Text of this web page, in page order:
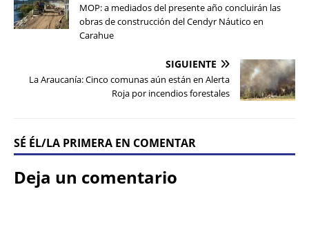
MOP: a mediados del presente año concluirán las
obras de construcción del Cendyr Náutico en
Carahue
SIGUIENTE
La Araucanía: Cinco comunas aún están en Alerta
Roja por incendios forestales
SÉ ÉL/LA PRIMERA EN COMENTAR
Deja un comentario